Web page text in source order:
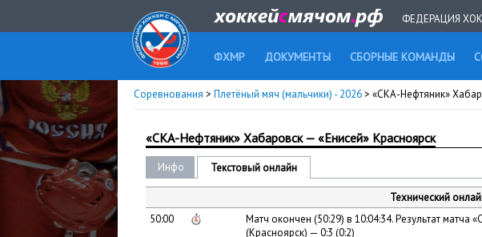
ФЕДЕРАЦИЯ
ФХМР ДОКУМЕНТЫ СБОРНЫЕ КОМАНДЫ
Соревнования > Плетёный мяч (мальчики) - 2026> «СКА-Нефтяник»
«СКА-Нефтяник» Хабаровск — «Енисей» Красноярск
Инфо Текстовый онлайн
Технический
50:00
Матч окончен (50:29) в 10:04:34. Результат
(Красноярск) — 0:3 (0:2)